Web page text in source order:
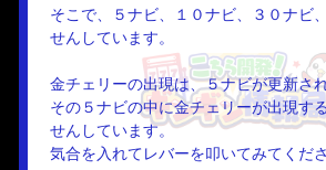
そこで、５ナビ、１０ナビ、３０ナビ
せんしています。
金チェリーの出現は、５ナビが更新され
その５ナビの中に金チェリーが出現す
せんしています。
気合を入れてレバーを叩いてみてくださ